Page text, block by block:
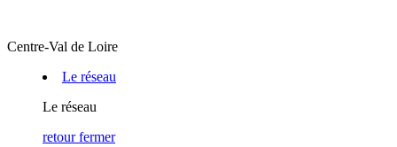
Centre-Val de Loire
Le réseau
Le réseau
retour fermer